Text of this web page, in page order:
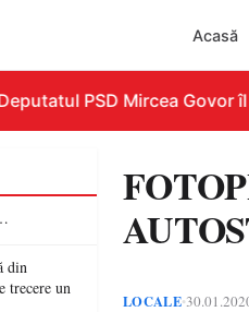
Acasă
PSD Mircea Govor îl
din
trecere un
LOCALE•